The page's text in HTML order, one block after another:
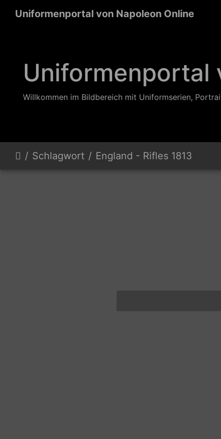
Uniformenportal von Napoleon Online
Uniformenportal
Willkommen im Bildbereich mit Uniformserien,
Schlagwort England - Rifles 1813